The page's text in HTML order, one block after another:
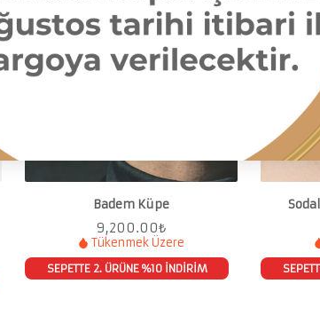
Badem Küpe
9,200.00₺
Tükenmek Üzere
SEPETTE 2. ÜRÜNE %10 İNDİRİM